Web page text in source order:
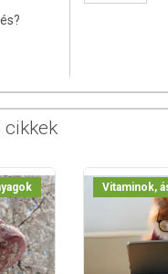
egyénenként eltérő lehet,
a kiegyensúlyozott,
A termék nem
beszélje meg
Ne szedje a készítményt, ha
elzárva tartandó!
cikkek
Vitaminok,